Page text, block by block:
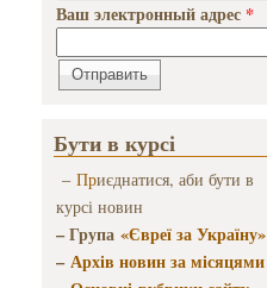
Ваш электронный адрес *
Бути в курсі
– Приєднатися, аби бути в
курсі новин
– Група «Євреї за Україну»
–Архів новин за місяцями